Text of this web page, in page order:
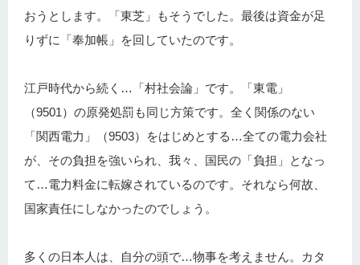
おうとします。「東芝」もそうでした。最後は資金が足
りずに「奉加帳」を回していたのです。
江戸時代から続く…「村社会論」です。「東電」
（9501）の原発処罰も同じ方策です。全く関係のない
「関西電力」（9503）をはじめとする…全ての電力会社
が、その負担を強いられ、我々、国民の「負担」となっ
て…電力料金に転嫁されているのです。それなら何故、
国家責任にしなかったのでしょう。
多くの日本人は、自分の頭で…物事を考えません。カタ